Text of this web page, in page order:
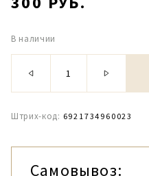
В наличии
Штрих-код: 6921734960023
Самовывоз: